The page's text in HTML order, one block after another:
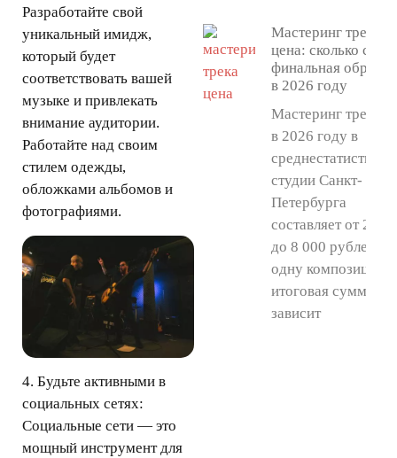
Разработайте свой
уникальный имидж,
который будет
соответствовать вашей
музыке и привлекать
внимание аудитории.
Работайте над своим
стилем одежды,
обложками альбомов и
фотографиями.
4. Будьте активными в
социальных сетях:
Социальные сети — это
мощный инструмент для
Мастеринг трека
цена: сколько стоит
финальная
в 2026 году
Мастеринг трека
в 2026 году в
студии Санкт-
Петербурга
составляет от 2 500
до 8 000 рублей за
одну композицию,
итоговая сумма
зависит